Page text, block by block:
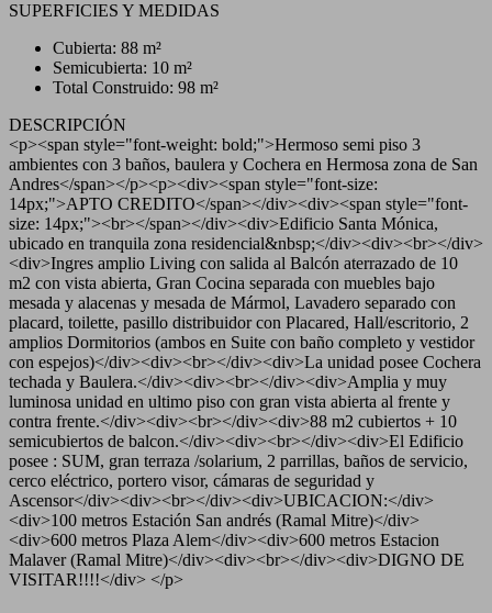
SUPERFICIES Y MEDIDAS
Cubierta: 88 m²
Semicubierta: 10 m²
Total Construido: 98 m²
DESCRIPCIÓN
<p><span style="font-weight: bold;">Hermoso semi piso 3
ambientes con 3 baños, baulera y Cochera en Hermosa zona de San
Andres</span></p><p><div><span style="font-size:
14px;">APTO CREDITO</span></div><div><span style="font-
size: 14px;"><br></span></div><div>Edificio Santa Mónica,
ubicado en tranquila zona residencial&nbsp;</div><div><br></div>
<div>Ingres amplio Living con salida al Balcón aterrazado de 10
m2 con vista abierta, Gran Cocina separada con muebles bajo
mesada y alacenas y mesada de Mármol, Lavadero separado con
placard, toilette, pasillo distribuidor con Placared, Hall/escritorio, 2
amplios Dormitorios (ambos en Suite con baño completo y vestidor
con espejos)</div><div><br></div><div>La unidad posee Cochera
techada y Baulera.</div><div><br></div><div>Amplia y muy
luminosa unidad en ultimo piso con gran vista abierta al frente y
contra frente.</div><div><br></div><div>88 m2 cubiertos + 10
semicubiertos de balcon.</div><div><br></div><div>El Edificio
posee : SUM, gran terraza /solarium, 2 parrillas, baños de servicio,
cerco eléctrico, portero visor, cámaras de seguridad y
Ascensor</div><div><br></div><div>UBICACION:</div>
<div>100 metros Estación San andrés (Ramal Mitre)</div>
<div>600 metros Plaza Alem</div><div>600 metros Estacion
Malaver (Ramal Mitre)</div><div><br></div><div>DIGNO DE
VISITAR!!!!</div> </p>